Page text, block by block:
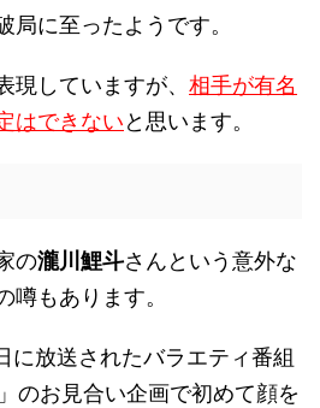
局に至ったようです。
現していますが、 相手が有名
はできないと思います。
の瀧川鯉斗さんという意外な
噂もあります。
に放送されたバラエティ番組
のお見合い企画で初めて顔を